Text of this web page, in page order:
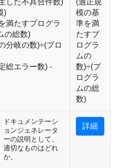
した不具合件数)
)
満たすプログラ
の総数)
分岐の数)÷(プロ
総エラー数) -
(適正規
模の基
準を満
たすプ
ログラ
ムの
数)÷(プ
ログラ
ムの総
数)
ドキュメンテーシ
ョンジェネレータ
ーの説明として、
適切なものはどれ
か。
詳細